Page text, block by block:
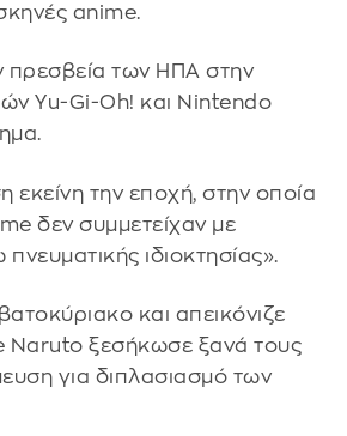
anime.
πρεσβεία των ΗΠΑ στην
Yu-Gi-Oh! και Nintendo
την εποχή, στην οποία
δεν συμμετείχαν με
ιδιοκτησίας».
και απεικόνιζε
Naruto ξεσήκωσε ξανά τους
για διπλασιασμό των